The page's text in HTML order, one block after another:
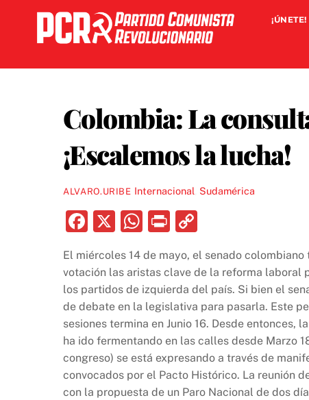
content
¡ÚNETE!
Colombia: La
¡Escalemos la lucha!
ALVARO.URIBE Internacional, Sudamérica
F
c
e
b
o
o
k
X
W
at
s
A
p
p
P
nt p
y
Li
n
k
El miércoles 14 de mayo, el senado
votación las aristas clave de la reforma laboral
los partidos de izquierda del país. Si bien el
de debate en la legislativa para pasarla. Este
sesiones termina en Junio 16. Desde entonces,
ha ido fermentando en las calles desde Marzo
congreso) se está expresando a través de
convocados por el Pacto Histórico. La reunión
con la propuesta de un Paro Nacional de dos